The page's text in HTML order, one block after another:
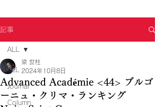
記事
ALL
Journal
Column
ALL
Advanced Académie <44> ブルゴ
ーニュ・クリマ・ランキング
梁 世柱
2024年10月8日